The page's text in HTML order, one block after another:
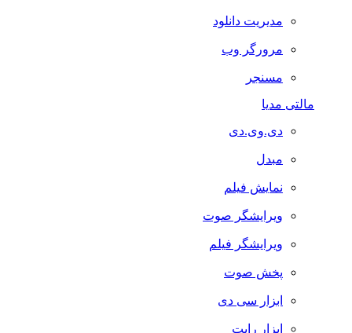
مدیریت دانلود
مرورگر وب
مسنجر
مالتی مدیا
دی.وی.دی
مبدل
نمایش فیلم
ویرایشگر صوت
ویرایشگر فیلم
پخش صوت
ابزار سی دی
ابزار رایت